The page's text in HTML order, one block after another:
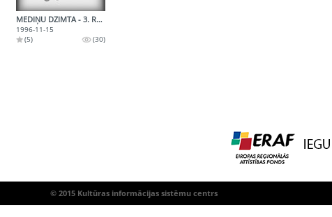
MEDIŅU DZIMTA - 3. RAIDĪJUMS. MARIJAS MEDIŅAS ATMIŅAS PAR JĀNI MEDIŅU; JĀŅA MEDIŅA SKAŅDARBI
1996-11-15
(5)
(30)
© 2015 Kultūras informācijas sistēmu centrs